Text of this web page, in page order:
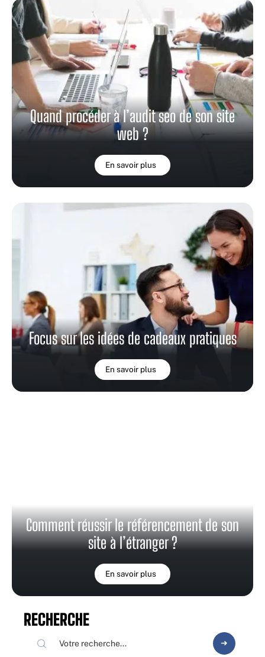
Quand procéder à l’audit seo de son site
web ?
En savoir plus
Focus sur les idées de cadeaux pratiques
En savoir plus
Comment réussir le référencement de son
site à l’étranger ?
En savoir plus
RECHERCHE